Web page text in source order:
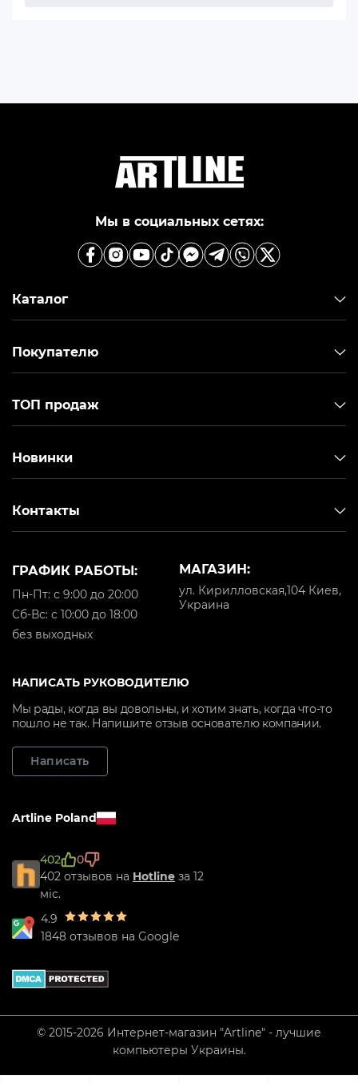
Мы в социальных сетях:
Каталог
Покупателю
ТОП продаж
Новинки
Контакты
МАГАЗИН:
ул. Кирилловская,104 Киев,
Украина
ГРАФИК РАБОТЫ:
Пн-Пт: с 9:00 до 20:00
Cб-Вс: с 10:00 до 18:00
без выходных
НАПИСАТЬ РУКОВОДИТЕЛЮ
Мы рады, когда вы довольны, и хотим знать, когда что-то
пошло не так. Напишите отзыв основателю компании.
Написать
Artline Poland
402
0
402 отзывов на Hotline за 12
міс.
4.9
1848 отзывов на Google
© 2015-2026 Интернет-магазин "Artline" - лучшие
компьютеры Украины.